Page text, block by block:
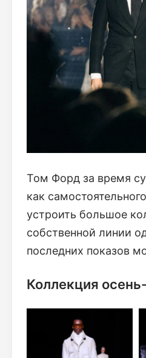
Том Форд за время
как
устроить большое
собственной линии
последних показов
Коллекция